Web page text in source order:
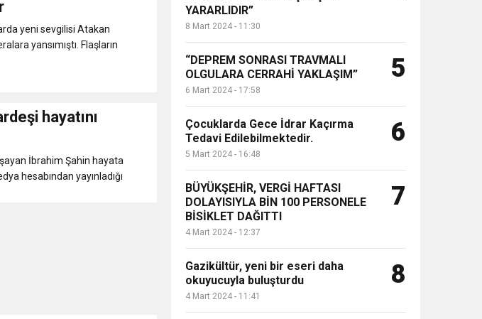
yeni sevgilisi Atakan
yansımıştı. Flaşların
hayatını
İbrahim Şahin hayata
hesabından yayınladığı
YARARLIDIR”
8 Mart 2024 - 11:30
“DEPREM SONRASI TRAVMALI
OLGULARA CERRAHİ YAKLAŞIM”
6 Mart 2024 - 17:58
5
Çocuklarda Gece İdrar Kaçırma
Tedavi Edilebilmektedir.
5 Mart 2024 - 16:48
6
BÜYÜKŞEHİR, VERGİ HAFTASI
DOLAYISIYLA BİN 100 PERSONELE
BİSİKLET DAĞITTI
4 Mart 2024 - 12:37
7
Gazikültür, yeni bir eseri daha
okuyucuyla buluşturdu
4 Mart 2024 - 11:41
8